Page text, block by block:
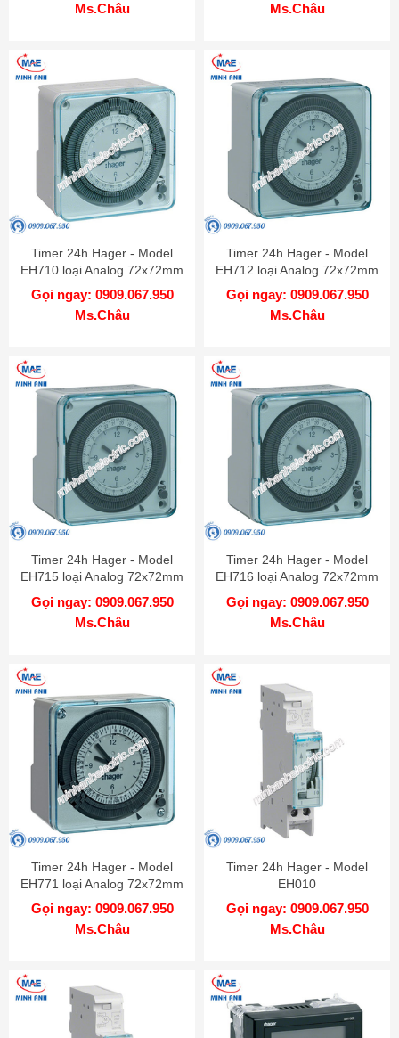
Ms.Châu
Ms.Châu
Timer 24h Hager - Model
EH710 loại Analog 72x72mm
Gọi ngay: 0909.067.950
Ms.Châu
Timer 24h Hager - Model
EH712 loại Analog 72x72mm
Gọi ngay: 0909.067.950
Ms.Châu
Timer 24h Hager - Model
EH715 loại Analog 72x72mm
Gọi ngay: 0909.067.950
Ms.Châu
Timer 24h Hager - Model
EH716 loại Analog 72x72mm
Gọi ngay: 0909.067.950
Ms.Châu
Timer 24h Hager - Model
EH771 loại Analog 72x72mm
Gọi ngay: 0909.067.950
Ms.Châu
Timer 24h Hager - Model
EH010
Gọi ngay: 0909.067.950
Ms.Châu